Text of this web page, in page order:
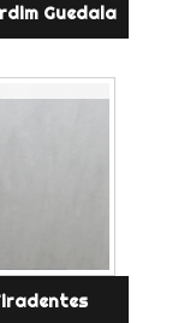
Guedala